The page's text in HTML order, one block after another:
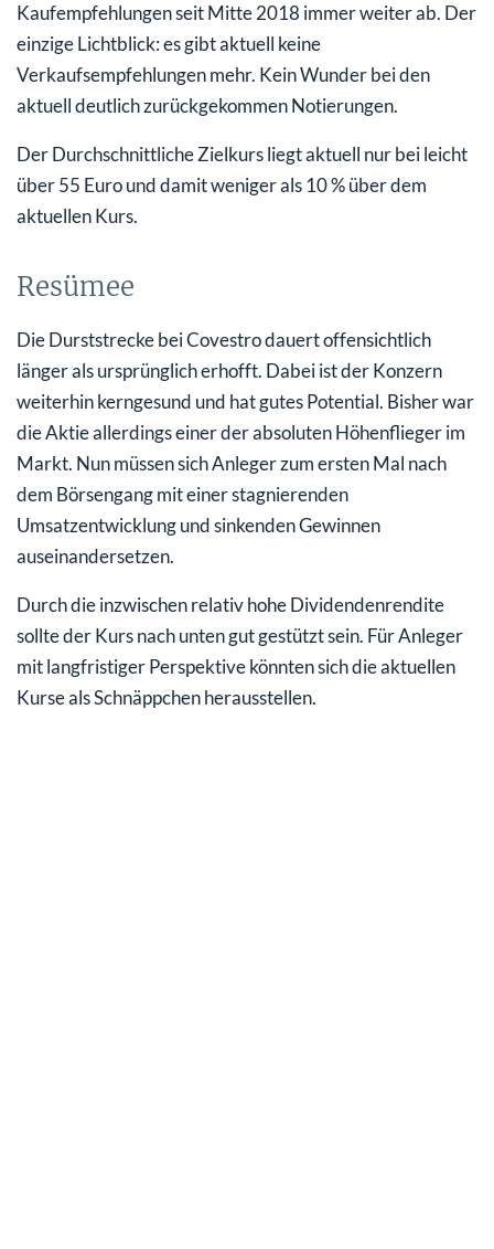
Kaufempfehlungen seit Mitte 2018 immer weiter ab. Der
einzige Lichtblick: es gibt aktuell keine
Verkaufsempfehlungen mehr. Kein Wunder bei den
aktuell deutlich zurückgekommen Notierungen.
Der Durchschnittliche Zielkurs liegt aktuell nur bei leicht
über 55 Euro und damit weniger als 10 % über dem
aktuellen Kurs.
Resümee
Die Durststrecke bei Covestro dauert offensichtlich
länger als ursprünglich erhofft. Dabei ist der Konzern
weiterhin kerngesund und hat gutes Potential. Bisher war
die Aktie allerdings einer der absoluten Höhenflieger im
Markt. Nun müssen sich Anleger zum ersten Mal nach
dem Börsengang mit einer stagnierenden
Umsatzentwicklung und sinkenden Gewinnen
auseinandersetzen.
Durch die inzwischen relativ hohe Dividendenrendite
sollte der Kurs nach unten gut gestützt sein. Für Anleger
mit langfristiger Perspektive könnten sich die aktuellen
Kurse als Schnäppchen herausstellen.